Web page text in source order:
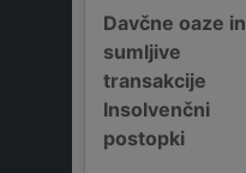
Davčne oaze in
sumljive
transakcije
Insolvenčni
postopki